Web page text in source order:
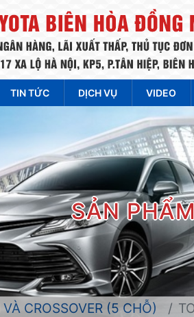
TIN TỨC DỊCH VỤ VIDEO
SẢN
VÀ CROSSOVER (5 CHỖ)